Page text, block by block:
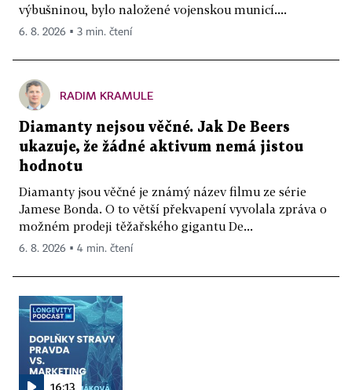
výbušninou, bylo naložené vojenskou municí....
6. 8. 2026 ▪ 3 min. čtení
RADIM KRAMULE
Diamanty nejsou věčné. Jak De Beers
ukazuje, že žádné aktivum nemá jistou
hodnotu
Diamanty jsou věčné je známý název filmu ze série
Jamese Bonda. O to větší překvapení vyvolala zpráva o
možném prodeji těžařského gigantu De...
6. 8. 2026 ▪ 4 min. čtení
16:13